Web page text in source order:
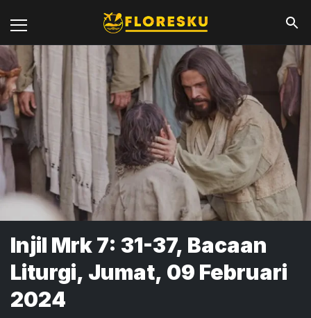
Injil Mrk 7: 31-37, Bacaan
Liturgi, Jumat, 09 Februari
2024